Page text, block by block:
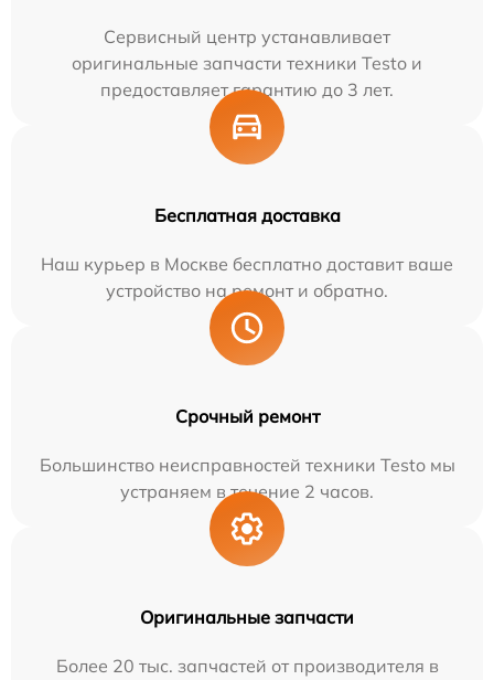
Сервисный центр устанавливает
оригинальные запчасти техники Testo и
предоставляет гарантию до 3 лет.
Бесплатная доставка
Наш курьер в Москве бесплатно доставит ваше
устройство на ремонт и обратно.
Срочный ремонт
Большинство неисправностей техники Testo мы
устраняем в течение 2 часов.
Оригинальные запчасти
Более 20 тыс. запчастей от производителя в